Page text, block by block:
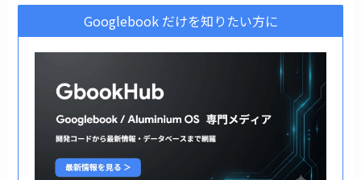
Googlebook だけを知りたい方に